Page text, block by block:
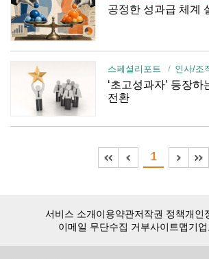
공정한 성과급 체계
스페셜리포트 인사/조
‘초고성과자’ 등장
전환
1
서비스 소개이용약관저작권 정책개인
이메일 무단수집 거부사이트맵기